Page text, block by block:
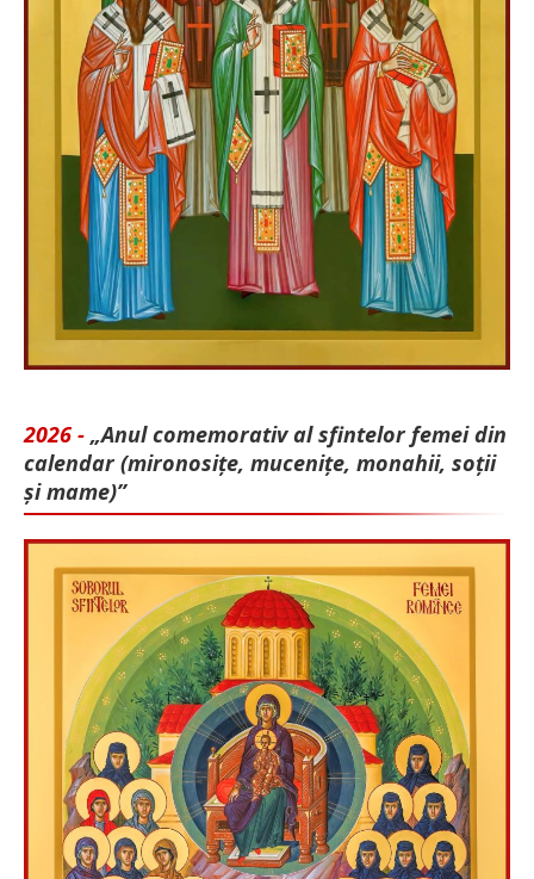
2026 - „Anul comemorativ al sfintelor femei din
calendar (mironosițe, mu­cenițe, monahii, soții
și mame)”